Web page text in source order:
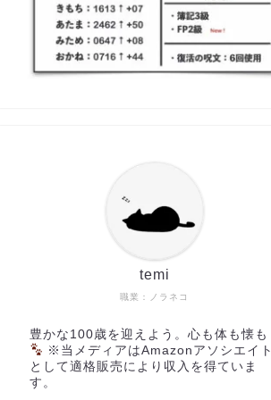
職業：ノラネコ
temi
豊かな100歳を迎えよう。心も体も懐も
※当メディアはAmazonアソシエイト
として適格販売により収入を得ていま
す。